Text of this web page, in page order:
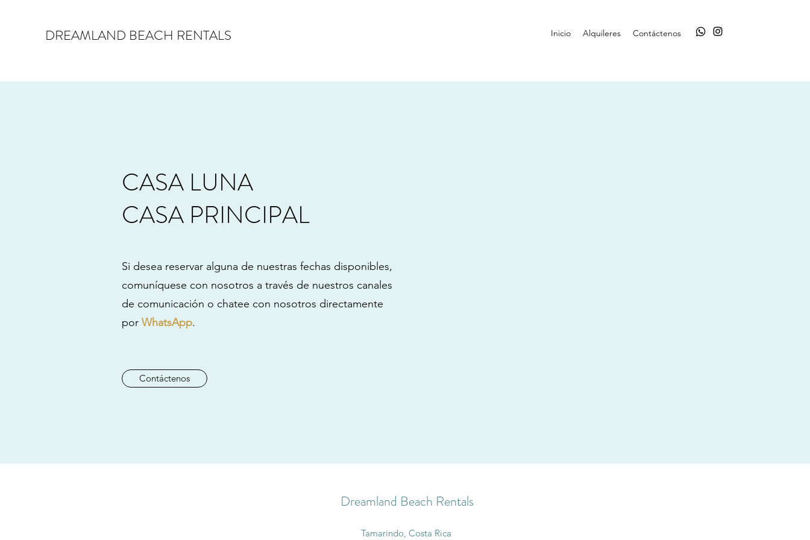
DREAMLAND BEACH RENTALS Inicio Alquileres Contáctenos
CASA LUNA
CASA PRINCIPAL
Si desea reservar alguna de nuestras fechas disponibles,
comuníquese con nosotros a través de nuestros canales
de comunicación o chatee con nosotros directamente
por WhatsApp.
Contáctenos
Dreamland Beach Rentals
Tamarindo, Costa Rica